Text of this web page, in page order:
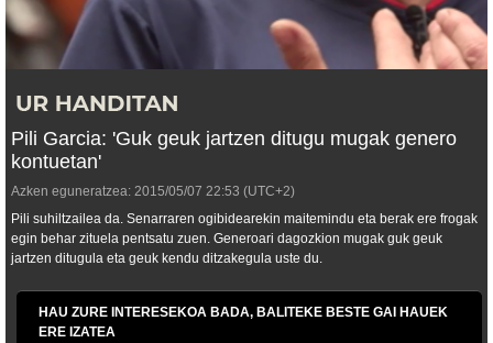
Pili Garcia: 'Guk geuk jartzen ditugu mugak genero
kontuetan'
Azken eguneratzea: 2015/05/07 22:53 (UTC+2)
Pili suhiltzailea da. Senarraren ogibidearekin maitemindu eta berak ere frogak
egin behar zituela pentsatu zuen. Generoari dagozkion mugak guk geuk
jartzen ditugula eta geuk kendu ditzakegula uste du.
HAU ZURE INTERESEKOA BADA, BALITEKE BESTE GAI HAUEK
ERE IZATEA